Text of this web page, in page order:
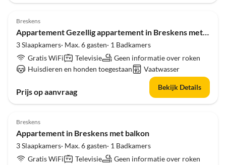
4.0 (33)
Breskens
Appartement Gezellig appartement in Breskens met balkon
3 Slaapkamers· Max. 6 gasten· 1 Badkamers
Gratis WiFi
Televisie
Geen informatie over roken
Huisdieren en honden toegestaan
Vaatwasser
Prijs op aanvraag Bekijk Details
4.0 (33)
Breskens
Appartement in Breskens met balkon
3 Slaapkamers· Max. 6 gasten· 1 Badkamers
Gratis WiFi
Televisie
Geen informatie over roken